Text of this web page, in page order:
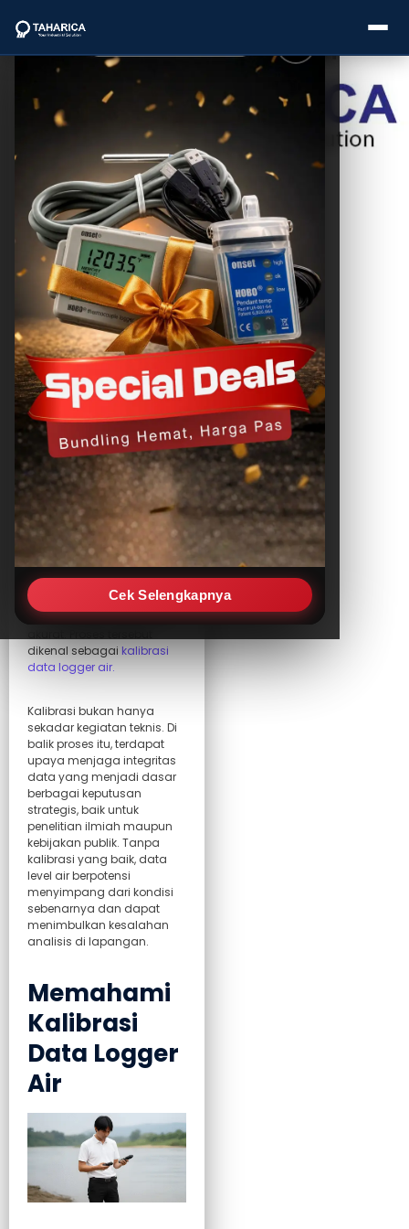
Cek Selengkapnya
Categories
Brands
Service
Industries
Blogs
Kalibrasi Data
Logger Air –
Cara dan
Fungsinya
THC SEO
October 30, 2025
Pemantauan
level air
menjadi salah satu bagian
penting dalam berbagai
sektor, mulai dari penelitian
hidrologi, pengelolaan
sumber daya air, hingga
infrastruktur perkotaan.
Ketika sistem pemantauan
dilakukan secara otomatis,
peran data logger air
menjadi sangat krusial.
Namun, seiring waktu dan
penggunaan, alat ini
membutuhkan
penyesuaian agar tetap
menghasilkan data yang
dikenal sebagai kalibrasi
data logger air.
Kalibrasi bukan hanya
sekadar kegiatan teknis. Di
balik proses itu, terdapat
upaya menjaga integritas
data yang menjadi dasar
berbagai keputusan
strategis, baik untuk
penelitian ilmiah maupun
kebijakan publik. Tanpa
kalibrasi yang baik, data
level air berpotensi
menyimpang dari kondisi
sebenarnya dan dapat
menimbulkan kesalahan
analisis di lapangan.
Memahami
Kalibrasi
Data Logger
Air
Postingan
Lainnya